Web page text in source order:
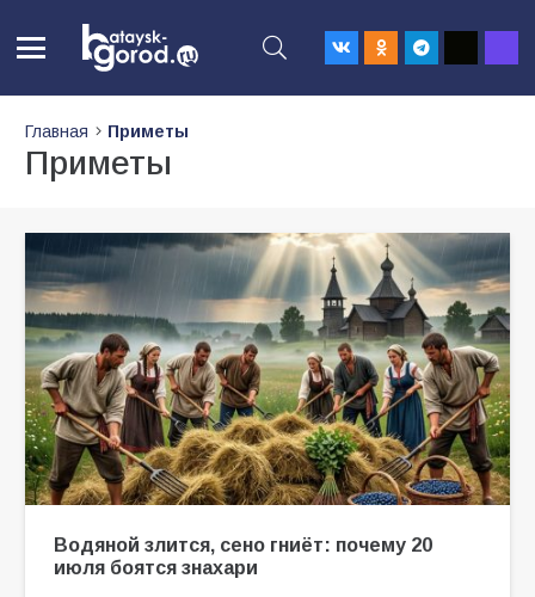
Главная Приметы
Приметы
Водяной злится, сено гниёт: почему 20
июля боятся знахари